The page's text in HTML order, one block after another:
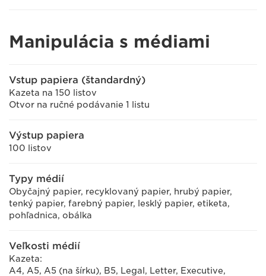
Manipulácia s médiami
Vstup papiera (štandardný)
Kazeta na 150 listov
Otvor na ručné podávanie 1 listu
Výstup papiera
100 listov
Typy médií
Obyčajný papier, recyklovaný papier, hrubý papier,
tenký papier, farebný papier, lesklý papier, etiketa,
pohľadnica, obálka
Veľkosti médií
Kazeta:
A4, A5, A5 (na šírku), B5, Legal, Letter, Executive,